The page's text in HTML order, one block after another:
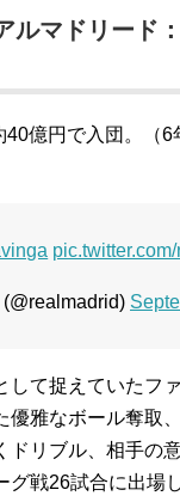
ルマドリード
億円で入団。（6
して捉えていたフ
優雅なボール奪取
ドリブル、相手の
グ戦26試合に出場